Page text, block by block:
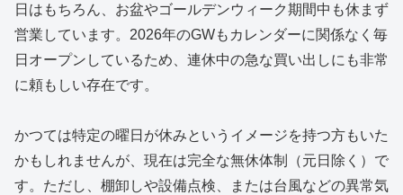
日はもちろん、お盆やゴールデンウィーク期間中も休まず
営業しています。2026年のGWもカレンダーに関係なく毎
日オープンしているため、連休中の急な買い出しにも非常
に頼もしい存在です。
かつては特定の曜日が休みというイメージを持つ方もいた
かもしれませんが、現在は完全な無休体制（元日除く）で
す。ただし、棚卸しや設備点検、または台風などの異常気